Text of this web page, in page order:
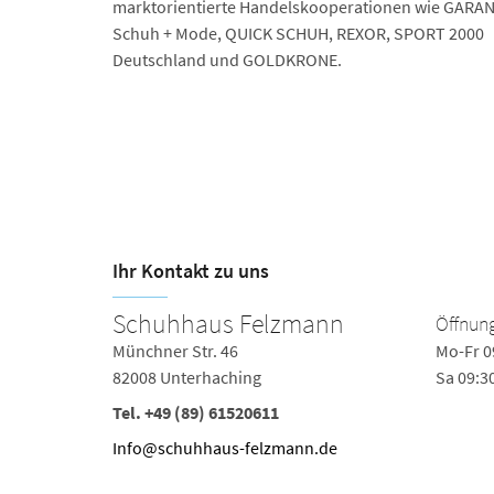
markt­orientierte Handels­kooperationen wie
Schuh + Mode, QUICK SCHUH, REXOR, SPORT 2000
Deutschland und GOLDKRONE.
Ihr Kontakt zu uns
Schuhhaus Felzmann
Münchner Str. 46
82008 Unterhaching
Tel. +49 (89) 61520611
Info@schuhhaus-felzmann.de
Mo-Fr
Sa